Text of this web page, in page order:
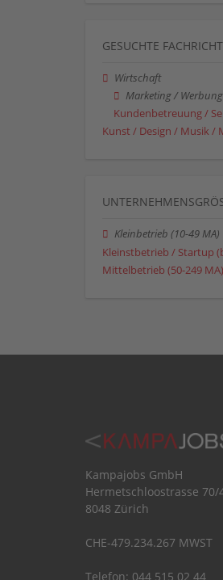
GESUCHTE
Wirtschaft
Marketing /
Kundenbetreuung /
Kunst / Design / Musik /
Kleinbetrieb (10-49 MA)
Kleinstbetrieb / Startup
Mittelbetrieb (50-249 MA)
Kampajobs GmbH
Hermetschloostrasse 70/
8048 Zürich
CHE-479.234.267 MWST
Telefon: 044 515 02 44